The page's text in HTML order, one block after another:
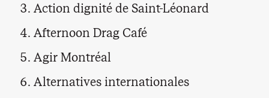
Action dignité de Saint-Léonard
Afternoon Drag Café
Agir Montréal
Alternatives internationales